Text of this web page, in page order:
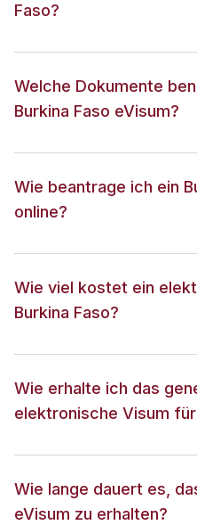
Faso?
Welche Dokumente
Burkina Faso eVisum?
Wie beantrage ich ein
online?
Wie viel kostet ein
Burkina Faso?
Wie erhalte ich das
elektronische Visum für
Wie lange dauert es,
eVisum zu erhalten?